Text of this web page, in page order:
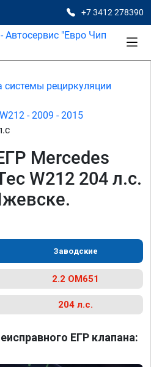
+7 3412 278390
рециркуляции
W212 - 2009 - 2015
Mercedes
W212 204 л.с.
Заводские
2.2 OM651
204 л.с.
ЕГР клапана: